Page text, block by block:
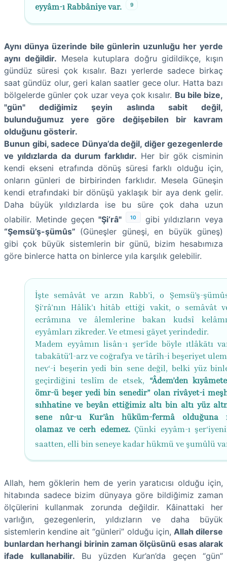
eyyâm-ı Rabbâniye var.
9
Aynı dünya üzerinde bile günlerin uzunluğu her yerde
aynı değildir. Mesela kutuplara doğru gidildikçe, kışın
gündüz süresi çok kısalır. Bazı yerlerde sadece birkaç
saat gündüz olur, geri kalan saatler gece olur. Hatta bazı
bölgelerde günler çok uzar veya çok kısalır. Bu bile bize,
"gün" dediğimiz şeyin aslında sabit değil,
bulunduğumuz yere göre değişebilen bir kavram
olduğunu gösterir.
Bunun gibi, sadece Dünya’da değil, diğer gezegenlerde
ve yıldızlarda da durum farklıdır. Her bir gök cisminin
kendi ekseni etrafında dönüş süresi farklı olduğu için,
onların günleri de birbirinden farklıdır. Mesela Güneşin
kendi etrafındaki bir dönüşü yaklaşık bir aya denk gelir.
Daha büyük yıldızlarda ise bu süre çok daha uzun
olabilir. Metinde geçen "Şi‘râ" 10
gibi yıldızların veya
“Şemsü’ş-şümûs” (Güneşler güneşi, en büyük güneş)
gibi çok büyük sistemlerin bir günü, bizim hesabımıza
göre binlerce hatta on binlerce yıla karşılık gelebilir.
İşte semâvât ve arzın Rabb’i, o Şemsü’ş-
Şi‘râ’nın Hâlik’ı hitâb ettiği vakit, o semâvât
ecrâmına ve âlemlerine bakan kudsî
eyyâmları zikreder. Ve etmesi gāyet yerindedir.
Madem eyyâmın lisân-ı şer‘îde böyle ıtlâkātı
tabakātü’l-arz ve coğrafya ve târîh-i beşeriyet
nev‘-i beşerin yedi bin sene değil, belki yüz
geçirdiğini teslîm de etsek, “Âdem’den
ömr-ü beşer yedi bin senedir” olan rivâyet-i
sıhhatine ve beyân ettiğimiz altı bin altı yüz
sene nûr-u Kur’ân hüküm-fermâ olduğuna
olamaz ve cerh edemez.Çünki eyyâm-ı
saatten, elli bin seneye kadar hükmü ve şumûlü
Allah, hem göklerin hem de yerin yaratıcısı olduğu için,
hitabında sadece bizim dünyaya göre bildiğimiz zaman
ölçülerini kullanmak zorunda değildir. Kâinattaki her
varlığın, gezegenlerin, yıldızların ve daha büyük
sistemlerin kendine ait “günleri” olduğu için, Allah dilerse
bunlardan herhangi birinin zaman ölçüsünü esas alarak
ifade kullanabilir. Bu yüzden Kur’an’da geçen “gün”